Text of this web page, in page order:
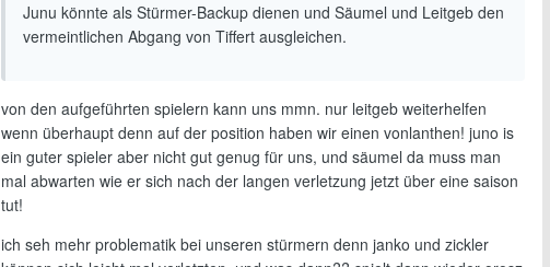
Junu könnte als Stürmer-Backup dienen und Säumel und Leitgeb den
vermeintlichen Abgang von Tiffert ausgleichen.
von den aufgeführten spielern kann uns mmn. nur leitgeb weiterhelfen
wenn überhaupt denn auf der position haben wir einen vonlanthen! juno is
ein guter spieler aber nicht gut genug für uns, und säumel da muss man
mal abwarten wie er sich nach der langen verletzung jetzt über eine saison
tut!
ich seh mehr problematik bei unseren stürmern denn janko und zickler